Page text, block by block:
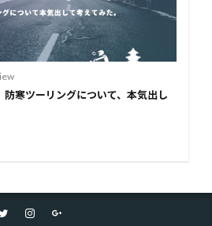
寒ツーリングについて、本気出し